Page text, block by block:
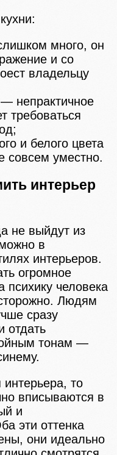
много, он
и со
владельцу
непрактичное
требоваться
и белого цвета
совсем уместно.
интерьер
не выйдут из
в
интерьеров.
огромное
психику человека
Людям
сразу
отдать
тонам —
то
вписываются в
и
эти оттенка
они идеально